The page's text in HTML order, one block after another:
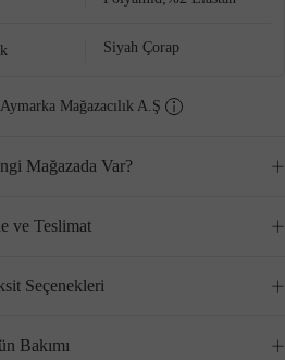
Siyah Çorap
Aymarka Mağazacılık A.Ş
Mağazada Var?
ve Teslimat
Seçenekleri
Bakımı